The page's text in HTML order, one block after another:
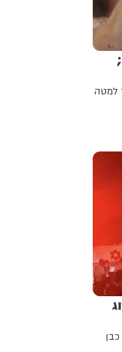
למטה
נהרג גבר כבן